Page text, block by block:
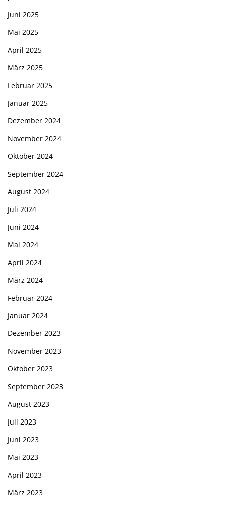
Juni 2025
Mai 2025
April 2025
März 2025
Februar 2025
Januar 2025
Dezember 2024
November 2024
Oktober 2024
September 2024
August 2024
Juli 2024
Juni 2024
Mai 2024
April 2024
März 2024
Februar 2024
Januar 2024
Dezember 2023
November 2023
Oktober 2023
September 2023
August 2023
Juli 2023
Juni 2023
Mai 2023
April 2023
März 2023